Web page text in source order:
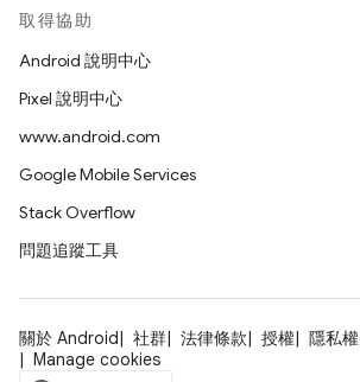
取得協助
Android 說明中心
Pixel 說明中心
www.android.com
Google Mobile Services
Stack Overflow
問題追蹤工具
關於 Android 社群 法律條款 授權 隱私權
Manage cookies